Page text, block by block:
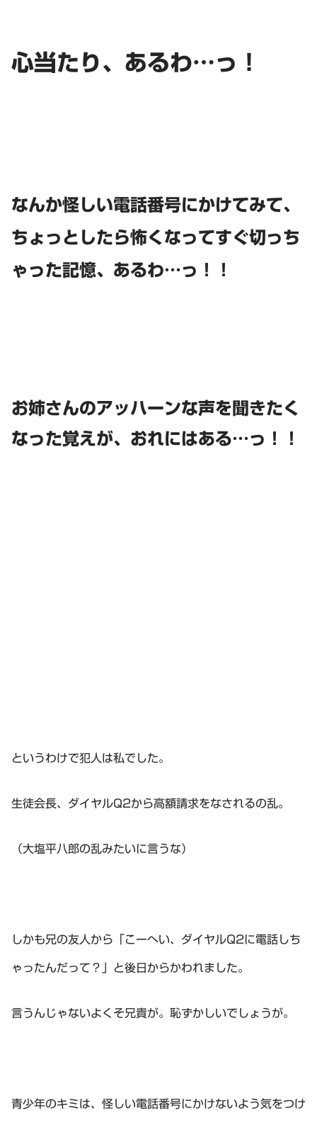
心当たり、あるわ…っ！
なんか怪しい電話番号にかけてみて、
ちょっとしたら怖くなってすぐ切っち
ゃった記憶、あるわ…っ！！
お姉さんのアッハーンな声を聞きたく
なった覚えが、おれにはある…っ！！
というわけで犯人は私でした。
生徒会長、ダイヤルQ2から高額請求をなされるの乱。
（大塩平八郎の乱みたいに言うな）
しかも兄の友人から「こーへい、ダイヤルQ2に電話しち
ゃったんだって？」と後日からかわれました。
言うんじゃないよくそ兄貴が。恥ずかしいでしょうが。
青少年のキミは、怪しい電話番号にかけないよう気をつけ